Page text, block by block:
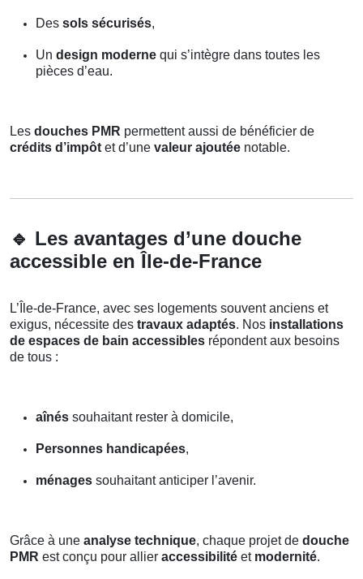
Des sols sécurisés,
Un design moderne qui s’intègre dans toutes les
pièces d’eau.
Les douches PMR permettent aussi de bénéficier de
crédits d’impôt et d’une valeur ajoutée notable.
🔹 Les avantages d’une douche
accessible en Île-de-France
L’Île-de-France, avec ses logements souvent anciens et
exigus, nécessite des travaux adaptés. Nos installations
de espaces de bain accessibles répondent aux besoins
de tous :
aînés souhaitant rester à domicile,
Personnes handicapées,
ménages souhaitant anticiper l’avenir.
Grâce à une analyse technique, chaque projet de douche
PMR est conçu pour allier accessibilité et modernité.